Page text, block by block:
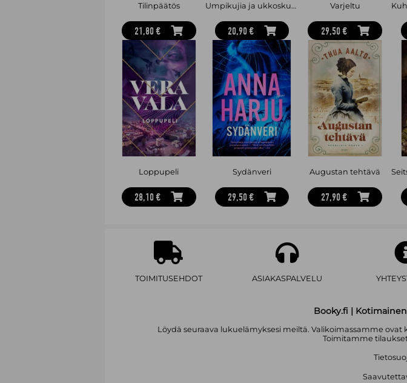
Tilinpäätös
21,80 €
Umpikujia ja ukkoskuuroja
20,90 €
Varjeltu
29,50 €
Loppupeli
28,10 €
Sydänveri
29,50 €
Augustan tehtävä
27,90 €
TOIMITUSEHDOT ASIAKASPALVELU
Booky.fi |
Löydä seuraava lukuelämyksesi meiltä. Valikoimassamme
Toimitamme